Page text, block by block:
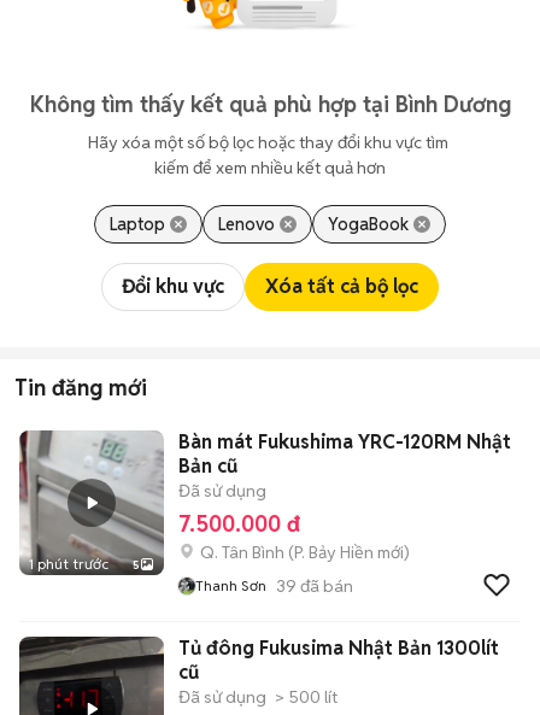
Không tìm thấy kết quả phù hợp tại Bình Dương
Hãy xóa một số bộ lọc hoặc thay đổi khu vực tìm
kiếm để xem nhiều kết quả hơn
Laptop Lenovo YogaBook
Đổi khu vực Xóa tất cả bộ lọc
Tin đăng mới
1 phút trước 5
Bàn mát Fukushima YRC-120RM Nhật
Bản cũ
Đã sử dụng
7.500.000 đ
Q. Tân Bình (P. Bảy Hiền mới)
Thanh Sơn 39 đã bán
Tủ đông Fukusima Nhật Bản 1300lít
cũ
Đã sử dụng > 500 lít